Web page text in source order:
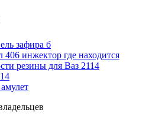
зафира б
406 инжектор где находится
резины для Ваз 2114